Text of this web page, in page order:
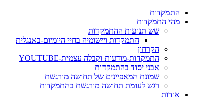
התמקדות
מהי התמקדות
שש תנועות ההתמקדות
התמקדות ויישומיה בחיי היומיום-באנגלית
הקרחון
התמקדות-מודעות וקבלה עצמית-YOUTUBE
אבני יסוד בהתמקדות
שמונת המאפיינים של תחושה מורגשת
רגש לעומת תחושה מורגשת בהתמקדות
אודות